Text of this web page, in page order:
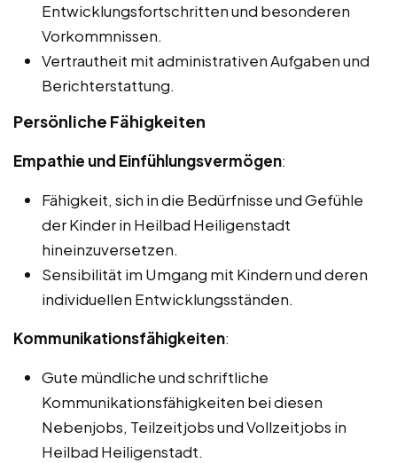
Entwicklungsfortschritten und besonderen
Vorkommnissen.
Vertrautheit mit administrativen Aufgaben und
Berichterstattung.
Persönliche Fähigkeiten
Empathie und Einfühlungsvermögen:
Fähigkeit, sich in die Bedürfnisse und Gefühle
der Kinder in Heilbad Heiligenstadt
hineinzuversetzen.
Sensibilität im Umgang mit Kindern und deren
individuellen Entwicklungsständen.
Kommunikationsfähigkeiten:
Gute mündliche und schriftliche
Kommunikationsfähigkeiten bei diesen
Nebenjobs, Teilzeitjobs und Vollzeitjobs in
Heilbad Heiligenstadt.